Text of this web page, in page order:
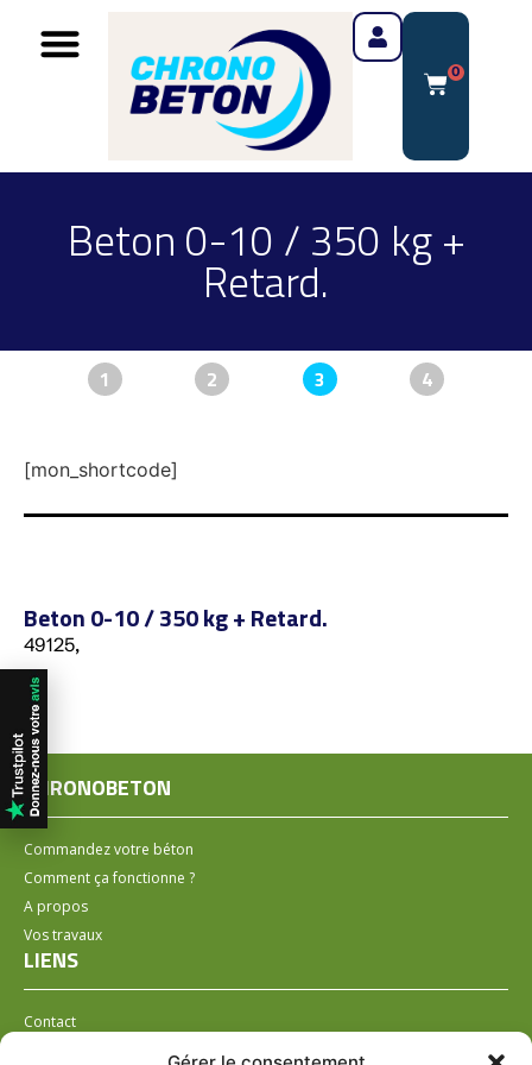
0
Beton 0-10 / 350 kg +
Retard.
1 2 3 4
[mon_shortcode]
Beton 0-10 / 350 kg + Retard.
49125,
CHRONOBETON
Commandez votre béton
Comment ça fonctionne ?
A propos
Vos travaux
LIENS
Contact